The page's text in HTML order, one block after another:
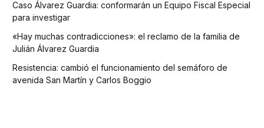
Caso Álvarez Guardia: conformarán un Equipo Fiscal Especial
para investigar
«Hay muchas contradicciones»: el reclamo de la familia de
Julián Álvarez Guardia
Resistencia: cambió el funcionamiento del semáforo de
avenida San Martín y Carlos Boggio